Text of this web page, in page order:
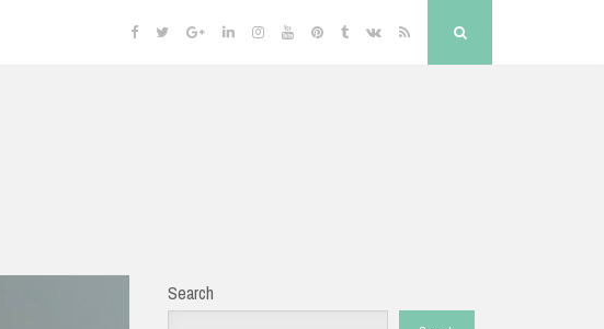
Facebook
TwitterGoogleLinkedinInstagramYouTubePinterest
TumblrVK RSS
Search